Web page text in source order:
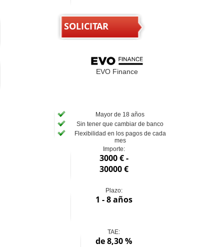
SOLICITAR
EVO Finance
Mayor de 18 años
Sin tener que cambiar de banco
Flexibilidad en los pagos de cada
mes
Importe:
3000 € -
30000 €
Plazo:
1 - 8 años
TAE:
de 8,30 %